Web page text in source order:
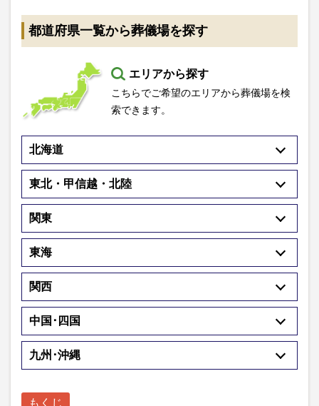
都道府県一覧から葬儀場を探す
エリアから探す
こちらでご希望のエリアから葬儀場を検
索できます。
北海道
東北・甲信越・北陸
関東
東海
関西
中国･四国
九州･沖縄